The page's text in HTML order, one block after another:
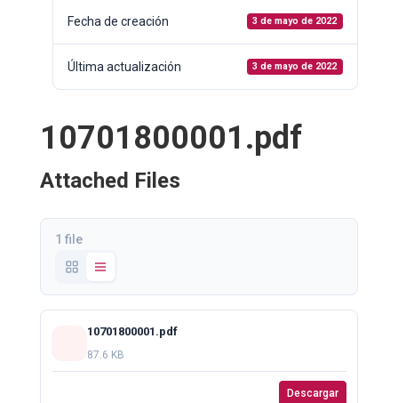
Fecha de creación 3 de mayo de 2022
Última actualización 3 de mayo de 2022
10701800001.pdf
Attached Files
1 file
10701800001.pdf
87.6 KB
Descargar